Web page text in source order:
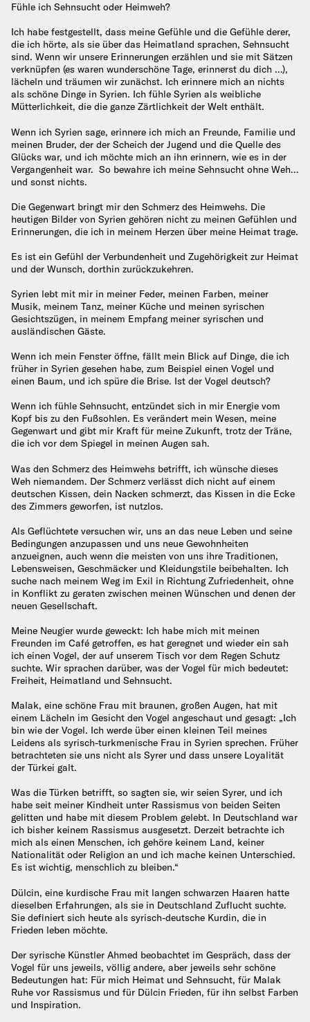
Fühle ich Sehnsucht oder Heimweh?
Ich habe festgestellt, dass meine Gefühle und die Gefühle derer,
die ich hörte, als sie über das Heimatland sprachen, Sehnsucht
sind. Wenn wir unsere Erinnerungen erzählen und sie mit Sätzen
verknüpfen (es waren wunderschöne Tage, erinnerst du dich …),
lächeln und träumen wir zunächst. Ich erinnere mich an nichts
als schöne Dinge in Syrien. Ich fühle Syrien als weibliche
Mütterlichkeit, die die ganze Zärtlichkeit der Welt enthält.
Wenn ich Syrien sage, erinnere ich mich an Freunde, Familie und
meinen Bruder, der der Scheich der Jugend und die Quelle des
Glücks war, und ich möchte mich an ihn erinnern, wie es in der
Vergangenheit war. So bewahre ich meine Sehnsucht ohne Weh…
und sonst nichts.
Die Gegenwart bringt mir den Schmerz des Heimwehs. Die
heutigen Bilder von Syrien gehören nicht zu meinen Gefühlen und
Erinnerungen, die ich in meinem Herzen über meine Heimat trage.
Es ist ein Gefühl der Verbundenheit und Zugehörigkeit zur Heimat
und der Wunsch, dorthin zurückzukehren.
Syrien lebt mit mir in meiner Feder, meinen Farben, meiner
Musik, meinem Tanz, meiner Küche und meinen syrischen
Gesichtszügen, in meinem Empfang meiner syrischen und
ausländischen Gäste.
Wenn ich mein Fenster öffne, fällt mein Blick auf Dinge, die ich
früher in Syrien gesehen habe, zum Beispiel einen Vogel und
einen Baum, und ich spüre die Brise. Ist der Vogel deutsch?
Wenn ich fühle Sehnsucht, entzündet sich in mir Energie vom
Kopf bis zu den Fußsohlen. Es verändert mein Wesen, meine
Gegenwart und gibt mir Kraft für meine Zukunft, trotz der Träne,
die ich vor dem Spiegel in meinen Augen sah.
Was den Schmerz des Heimwehs betrifft, ich wünsche dieses
Weh niemandem. Der Schmerz verlässt dich nicht auf einem
deutschen Kissen, dein Nacken schmerzt, das Kissen in die Ecke
des Zimmers geworfen, ist nutzlos.
Als Geflüchtete versuchen wir, uns an das neue Leben und seine
Bedingungen anzupassen und uns neue Gewohnheiten
anzueignen, auch wenn die meisten von uns ihre Traditionen,
Lebensweisen, Geschmäcker und Kleidungstile beibehalten. Ich
suche nach meinem Weg im Exil in Richtung Zufriedenheit, ohne
in Konflikt zu geraten zwischen meinen Wünschen und denen der
neuen Gesellschaft.
Meine Neugier wurde geweckt: Ich habe mich mit meinen
Freunden im Café getroffen, es hat geregnet und wieder ein sah
ich einen Vogel, der auf unserem Tisch vor dem Regen Schutz
suchte. Wir sprachen darüber, was der Vogel für mich bedeutet:
Freiheit, Heimatland und Sehnsucht.
Malak, eine schöne Frau mit braunen, großen Augen, hat mit
einem Lächeln im Gesicht den Vogel angeschaut und gesagt: „Ich
bin wie der Vogel. Ich werde über einen kleinen Teil meines
Leidens als syrisch-turkmenische Frau in Syrien sprechen. Früher
betrachteten sie uns nicht als Syrer und dass unsere Loyalität
der Türkei galt.
Was die Türken betrifft, so sagten sie, wir seien Syrer, und ich
habe seit meiner Kindheit unter Rassismus von beiden Seiten
gelitten und habe mit diesem Problem gelebt. In Deutschland war
ich bisher keinem Rassismus ausgesetzt. Derzeit betrachte ich
mich als einen Menschen, ich gehöre keinem Land, keiner
Nationalität oder Religion an und ich mache keinen Unterschied.
Es ist wichtig, menschlich zu bleiben.“
Dülcin, eine kurdische Frau mit langen schwarzen Haaren hatte
dieselben Erfahrungen, als sie in Deutschland Zuflucht suchte.
Sie definiert sich heute als syrisch-deutsche Kurdin, die in
Frieden leben möchte.
Der syrische Künstler Ahmed beobachtet im Gespräch, dass der
Vogel für uns jeweils, völlig andere, aber jeweils sehr schöne
Bedeutungen hat: Für mich Heimat und Sehnsucht, für Malak
Ruhe vor Rassismus und für Dülcin Frieden, für ihn selbst Farben
und Inspiration.